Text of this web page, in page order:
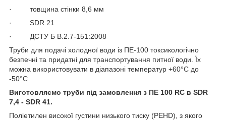
· товщина стінки 8,6 мм
· SDR 21
· ДСТУ Б В.2.7-151:2008
Труби для подачі холодної води із ПЕ-100 токсикологічно
безпечні та придатні для транспортування питної води. Їх
можна використовувати в діапазоні температур +60°C до
-50°С
Виготовляємо труби під замовлення з ПE 100 RC в SDR
7,4 - SDR 41.
Поліетилен високої густини низького тиску (PEHD), з якого